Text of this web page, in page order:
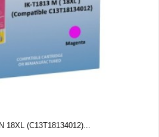
18XL (C13T18134012)...